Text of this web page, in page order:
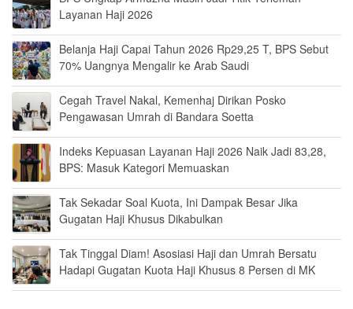
Layanan Haji 2026
Belanja Haji Capai Tahun 2026 Rp29,25 T, BPS Sebut
70% Uangnya Mengalir ke Arab Saudi
Cegah Travel Nakal, Kemenhaj Dirikan Posko
Pengawasan Umrah di Bandara Soetta
Indeks Kepuasan Layanan Haji 2026 Naik Jadi 83,28,
BPS: Masuk Kategori Memuaskan
Tak Sekadar Soal Kuota, Ini Dampak Besar Jika
Gugatan Haji Khusus Dikabulkan
Tak Tinggal Diam! Asosiasi Haji dan Umrah Bersatu
Hadapi Gugatan Kuota Haji Khusus 8 Persen di MK